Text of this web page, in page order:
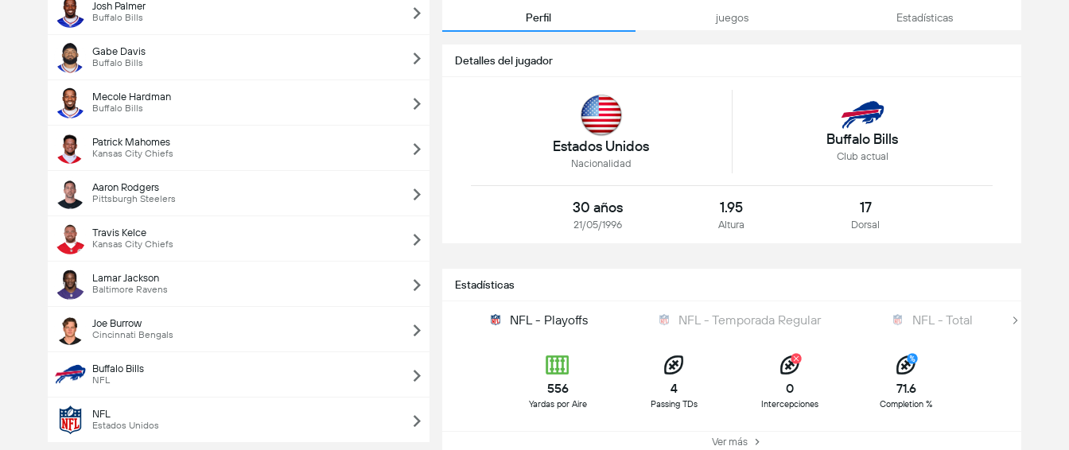
Josh Palmer
Buffalo Bills
Gabe Davis
Buffalo Bills
Mecole Hardman
Buffalo Bills
Patrick Mahomes
Kansas City Chiefs
Aaron Rodgers
Pittsburgh Steelers
Travis Kelce
Kansas City Chiefs
Lamar Jackson
Baltimore Ravens
Joe Burrow
Cincinnati Bengals
Buffalo Bills
NFL
NFL
Estados Unidos
Perfil
juegos Estadísticas
Detalles del jugador
Estados Unidos
Nacionalidad
Buffalo Bills
Club actual
30 años
21/05/1996
1.95
Altura
17
Dorsal
Estadísticas
NFL - Playoffs NFL - Temporada Regular NFL - Total
556
Yardas por Aire
4
Passing TDs
0
Intercepciones
71.6
Completion %
Ver más